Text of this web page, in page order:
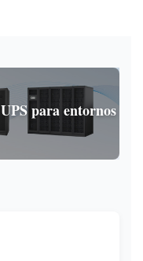
para entornos